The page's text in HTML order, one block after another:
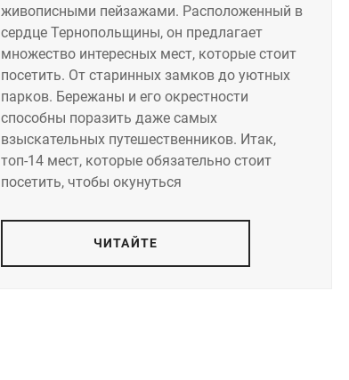
живописными пейзажами. Расположенный в
сердце Тернопольщины, он предлагает
множество интересных мест, которые стоит
посетить. От старинных замков до уютных
парков. Бережаны и его окрестности
способны поразить даже самых
взыскательных путешественников. Итак,
топ-14 мест, которые обязательно стоит
посетить, чтобы окунуться
ЧИТАЙТЕ